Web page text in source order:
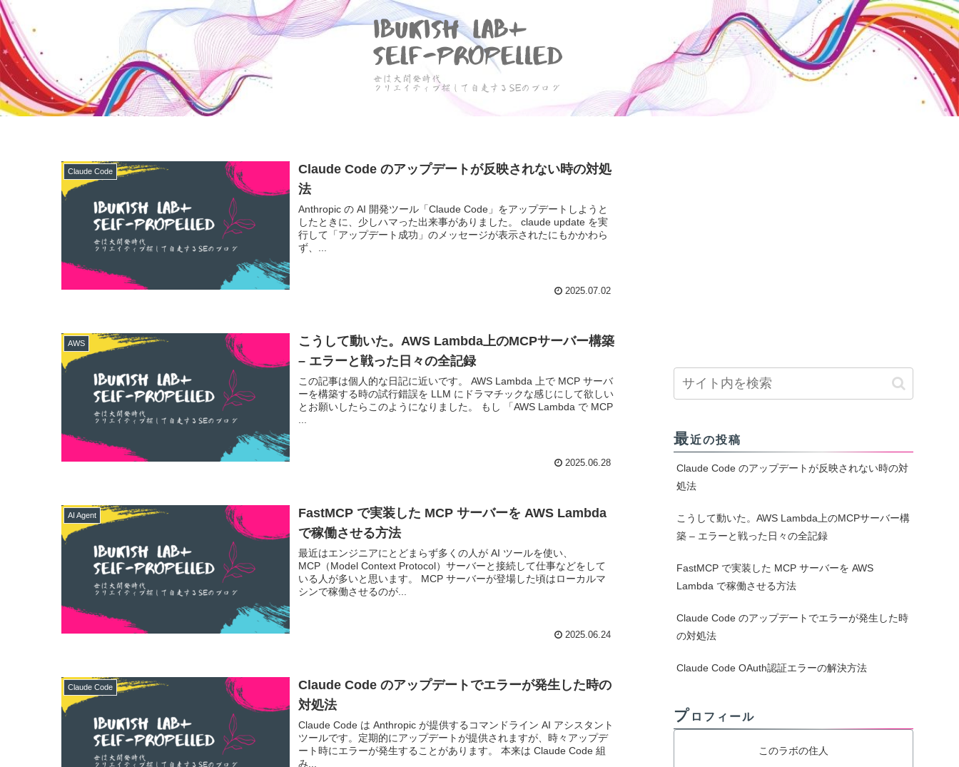
Claude Code
Claude Code のアップデートが反映されない時の対処
法
Anthropic の AI 開発ツール「Claude Code」をアップデートしようと
したときに、少しハマった出来事がありました。 claude update を実
行して「アップデート成功」のメッセージが表示されたにもかかわら
ず、...
2025.07.02
AWS
こうして動いた。AWS Lambda上のMCPサーバー構築
– エラーと戦った日々の全記録
この記事は個人的な日記に近いです。 AWS Lambda 上で MCP サーバ
ーを構築する時の試行錯誤を LLM にドラマチックな感じにして欲しい
とお願いしたらこのようになりました。 もし 「AWS Lambda で MCP
2025.06.28
AI Agent
FastMCP で実装した MCP サーバーを AWS Lambda
で稼働させる方法
最近はエンジニアにとどまらず多くの人が AI ツールを使い、
MCP（Model Context Protocol）サーバーと接続して仕事などをして
いる人が多いと思います。 MCP サーバーが登場した頃はローカルマ
シンで稼働させるのが...
2025.06.24
Claude Code
Claude Code のアップデートでエラーが発生した時の
対処法
Claude Code は Anthropic が提供するコマンドライン AI アシスタント
ツールです。定期的にアップデートが提供されますが、時々アップデ
ート時にエラーが発生することがあります。 本来は Claude Code 組
み...
最近の投稿
Claude Code のアップデートが反映されない時の対
処法
こうして動いた。AWS Lambda上のMCPサーバー構
築 – エラーと戦った日々の全記録
FastMCP で実装した MCP サーバーを AWS
Lambda で稼働させる方法
Claude Code のアップデートでエラーが発生した時
の対処法
Claude Code OAuth認証エラーの解決方法
プ ロフィール
このラボの住人